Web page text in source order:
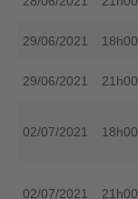
29/06/2021 18h00
29/06/2021 21h00
02/07/2021 18h00
02/07/2021 21h00